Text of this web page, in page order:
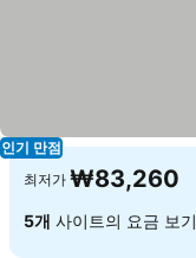
인기 만점
최저가 ₩83,260
5개 사이트의 요금 보기